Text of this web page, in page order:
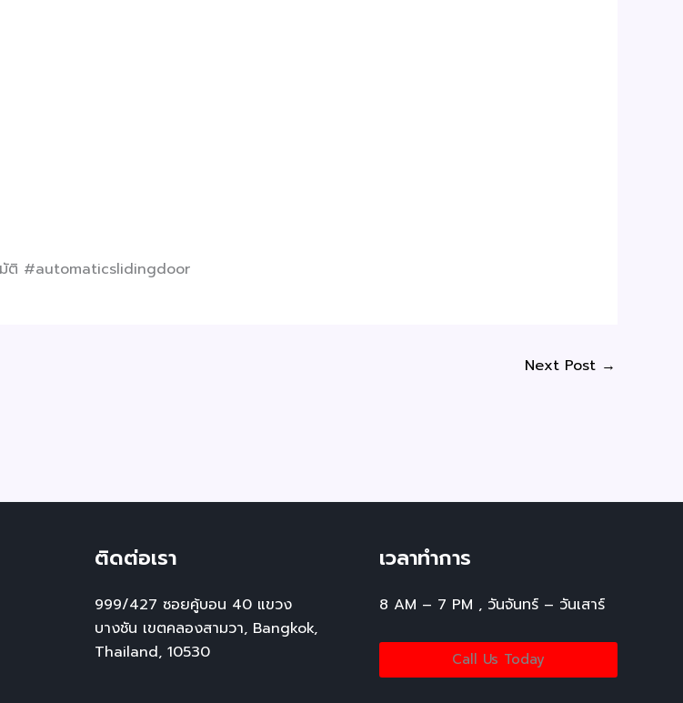
มัติ #automaticslidingdoor
Next Post →
ติดต่อเรา
999/427 ซอยคู้บอน 40 แขวง
บางชัน เขตคลองสามวา, Bangkok,
Thailand, 10530
เวลาทำการ
8 AM – 7 PM , วันจันทร์ – วันเสาร์
Call Us Today